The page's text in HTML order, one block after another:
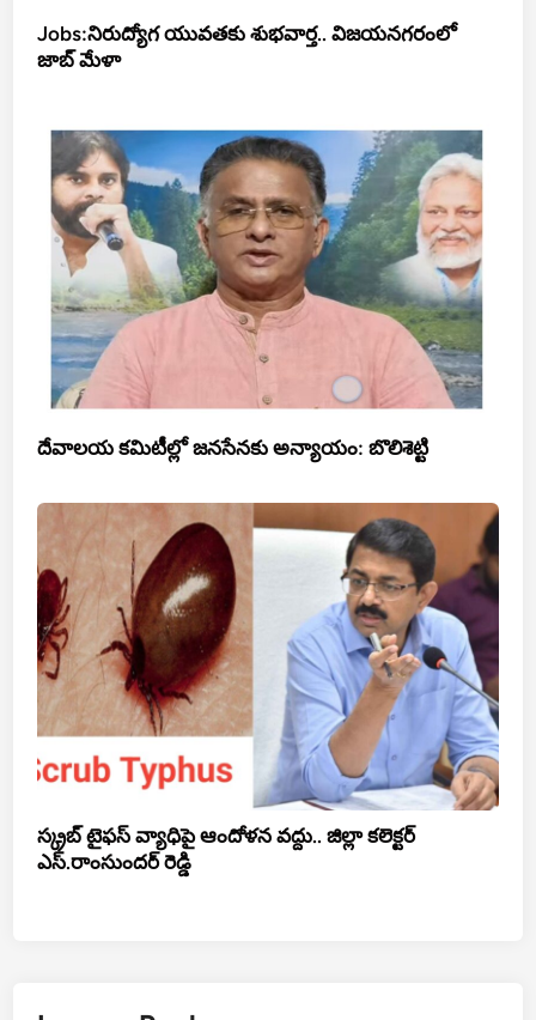
Jobs:నిరుద్యోగ యువతకు శుభవార్త.. విజయనగరంలో
జాబ్ మేళా
దేవాలయ కమిటీల్లో జనసేనకు అన్యాయం: బొలిశెట్టి
స్క్రబ్ టైఫస్ వ్యాధిపై ఆందోళన వద్దు.. జిల్లా కలెక్టర్
ఎస్.రాంసుందర్ రెడ్డి